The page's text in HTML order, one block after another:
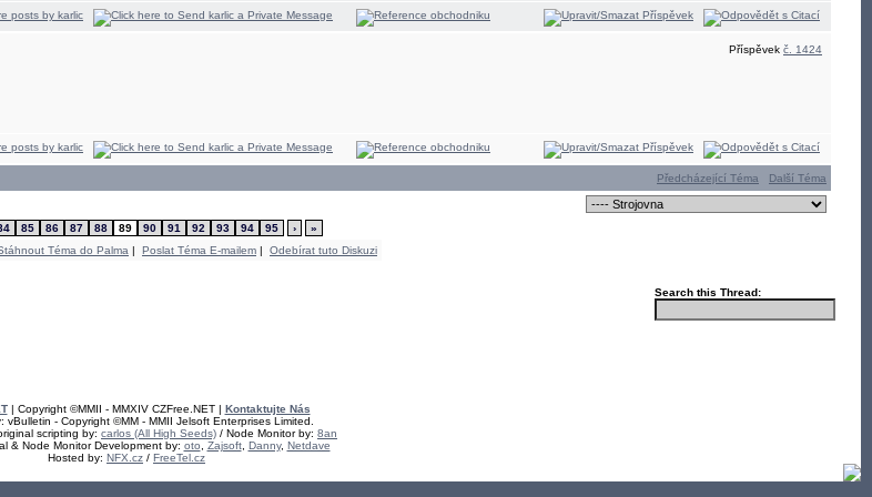
Příspěvek č. 1424
Předcházející Téma Další Téma
85 86 87 88 89 90 91 92 93 94 95 ›
»
Téma do Palma | Poslat Téma E-mailem | Odebírat tuto Diskuzi
Search this Thread:
| Copyright ©MMII - MMXIV CZFree.NET | Kontaktujte Nás
vBulletin - Copyright ©MM - MMII Jelsoft Enterprises Limited.
scripting by: carlos (All High Seeds) / Node Monitor by: 8an
& Node Monitor Development by: oto Zajsoft, Danny, Netdave
Hosted by: NFX.cz / FreeTel.cz